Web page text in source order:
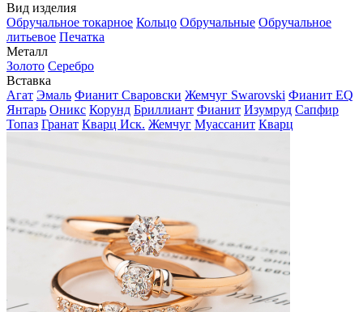
Вид изделия
Обручальное токарное Кольцо Обручальные Обручальное
литьевое Печатка
Металл
Золото Серебро
Вставка
Агат Эмаль Фианит Сваровски Жемчуг Swarovski Фианит EQ
Янтарь Оникс Корунд Бриллиант Фианит Изумруд Сапфир
Топаз Гранат Кварц Иск. Жемчуг Муассанит Кварц